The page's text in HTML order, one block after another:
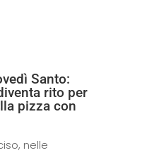
Santo:
rito per
pizza con
nelle